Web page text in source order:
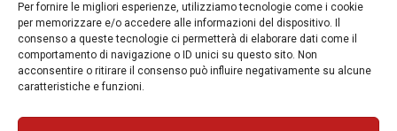
Per fornire le migliori esperienze, utilizziamo tecnologie come i cookie
per memorizzare e/o accedere alle informazioni del dispositivo. Il
consenso a queste tecnologie ci permetterà di elaborare dati come il
comportamento di navigazione o ID unici su questo sito. Non
acconsentire o ritirare il consenso può influire negativamente su alcune
caratteristiche e funzioni.